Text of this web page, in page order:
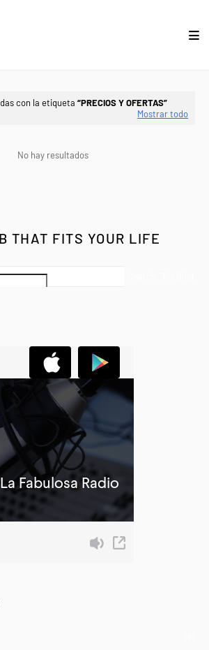
con la etiqueta PRECIOS Y OFERTAS
Mostrar todo
No hay resultados
THAT FITS YOUR LIFE